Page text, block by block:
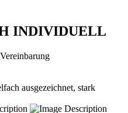
INDIVIDUELL
ausgezeichnet, stark